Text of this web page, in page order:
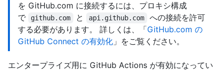
を GitHub.com に接続するには、プロキシ構成
で
github.com と api.github.com
への接続を許可
する必要があります。 詳しくは、「GitHub.com の
GitHub Connect の有効化 」をご覧ください。
エンタープライズ用に GitHub Actions が有効になってい